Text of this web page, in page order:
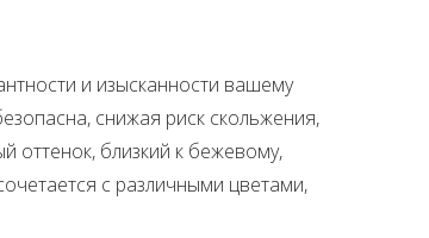
и изысканности вашему
снижая риск скольжения,
оттенок, близкий к бежевому,
с различными цветами,